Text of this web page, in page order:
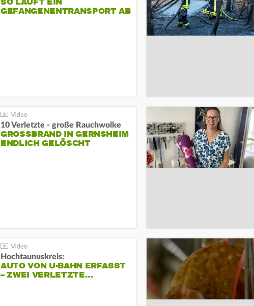
SO LÄUFT EIN
GEFANGENENTRANSPORT AB
10 Verletzte - große Rauchwolke
GROSSBRAND IN GERNSHEIM E
NDLICH GELÖSCHT
Hochtaunuskreis:
AUTO VON U-BAHN ERFASST
– ZWEI VERLETZTE…